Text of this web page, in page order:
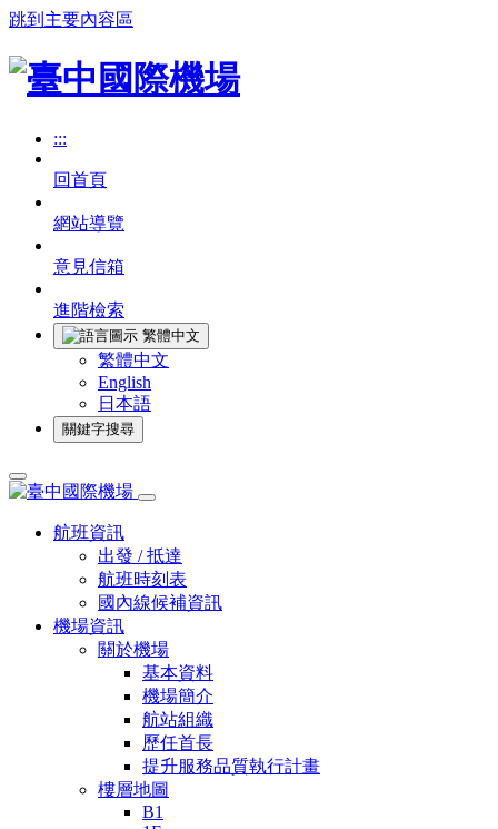
跳到主要內容區
:::
回首頁
網站導覽
意見信箱
進階檢索
繁體中文
繁體中文
English
日本語
關鍵字搜尋
航班資訊
出發 / 抵達
航班時刻表
國內線候補資訊
機場資訊
關於機場
基本資料
機場簡介
航站組織
歷任首長
提升服務品質執行計畫
樓層地圖
B1